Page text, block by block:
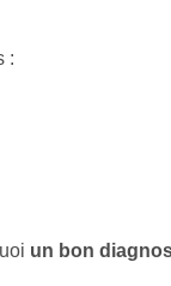
:
un bon